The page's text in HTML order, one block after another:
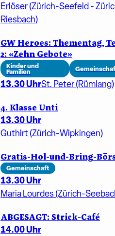
Erlöser (Zürich-Seefeld -
Riesbach)
GW Heroes: Thementag,
2: «Zehn Gebote»
Kinder und
Familien
13.30 UhrSt. Peter (Rümlang)
4. Klasse Unti
13.30 Uhr
Guthirt (Zürich-Wipkingen)
Gratis-Hol-und-Bring-
Gemeinschaft
13.30 Uhr
Maria Lourdes (Zürich-
ABGESAGT: Strick-Café
14.00 Uhr